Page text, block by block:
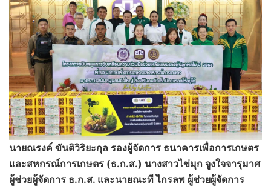
นายณรงค์ ขันติวิริยะกุล รองผู้จัดการ ธนาคารเพื่อการเกษตร
และสหกรณ์การเกษตร (ธ.ก.ส.) นางสาวไข่มุก จูงใจจารุมาศ
ผู้ช่วยผู้จัดการ ธ.ก.ส. และนายณะที ไกรลพ ผู้ช่วยผู้จัดการ